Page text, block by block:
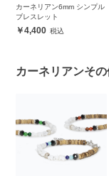
カーネリアン6mm シンプル
ブレスレット
4,400
カーネリアンそ